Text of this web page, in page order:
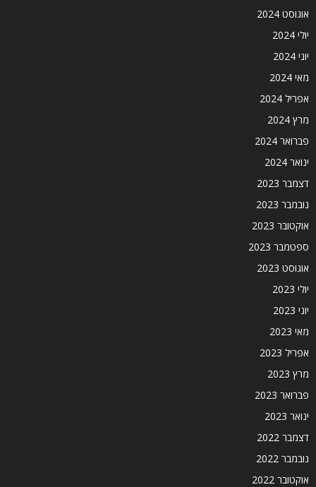
אוגוסט 2024
יולי 2024
יוני 2024
מאי 2024
אפריל 2024
מרץ 2024
פברואר 2024
ינואר 2024
דצמבר 2023
נובמבר 2023
אוקטובר 2023
ספטמבר 2023
אוגוסט 2023
יולי 2023
יוני 2023
מאי 2023
אפריל 2023
מרץ 2023
פברואר 2023
ינואר 2023
דצמבר 2022
נובמבר 2022
אוקטובר 2022